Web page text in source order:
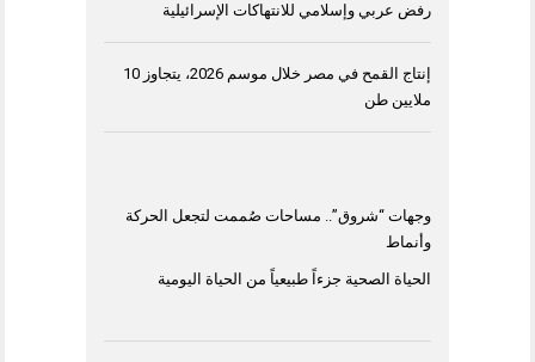
رفض عربي وإسلامي للانتهاكات الإسرائيلية
إنتاج القمح في مصر خلال موسم 2026، يتجاوز 10
ملايين طن
وجهات “شروق”.. مساحات صُممت لتجعل الحركة
وأنماط
الحياة الصحية جزءاً طبيعياً من الحياة اليومية